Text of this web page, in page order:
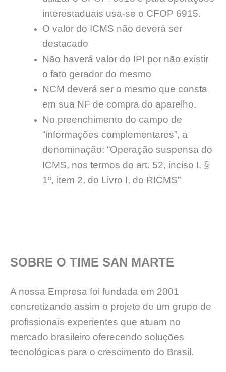
interestaduais usa-se o CFOP 6915.
O valor do ICMS não deverá ser
destacado
Não haverá valor do IPI por não existir
o fato gerador do mesmo
NCM deverá ser o mesmo que consta
em sua NF de compra do aparelho.
No preenchimento do campo de
“informações complementares”, a
denominação: “Operação suspensa do
ICMS, nos termos do art. 52, inciso I, §
1º, item 2, do Livro I, do RICMS”
SOBRE O TIME SAN MARTE
A nossa Empresa foi fundada em 2001
concretizando assim o projeto de um grupo de
profissionais experientes que atuam no
mercado brasileiro oferecendo soluções
tecnológicas para o crescimento do Brasil.